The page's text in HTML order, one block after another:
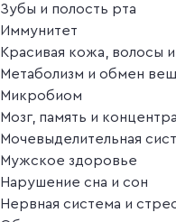
Зубы и полость рта
Иммунитет
Красивая кожа, волосы и
Метаболизм и обмен
Микробиом
Мозг, память и
Мочевыделительная
Мужское здоровье
Нарушение сна и сон
Нервная система и